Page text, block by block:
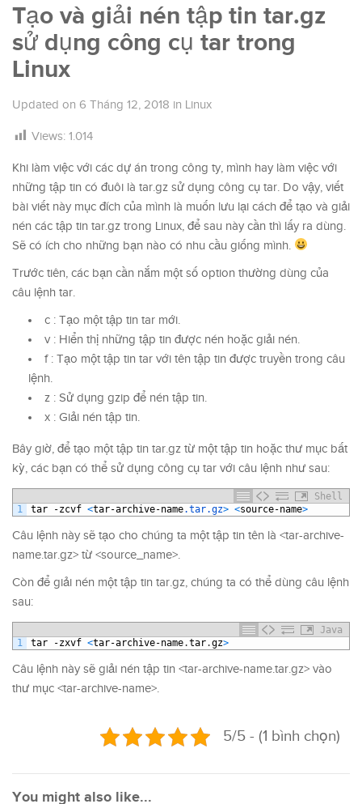
Tạo và giải nén tập tin tar.gz
sử dụng công cụ tar trong
Linux
Updated on 6 Tháng 12, 2018 in Linux
Views: 1.014
Khi làm việc với các dự án trong công ty, mình hay làm việc với
những tập tin có đuôi là tar.gz sử dụng công cụ tar. Do vậy, viết
bài viết này mục đích của mình là muốn lưu lại cách để tạo và giải
nén các tập tin tar.gz trong Linux, để sau này cần thì lấy ra dùng.
Sẽ có ích cho những bạn nào có nhu cầu giống mình.
Trước tiên, các bạn cần nắm một số option thường dùng của
câu lệnh tar.
c : Tạo một tập tin tar mới.
v : Hiển thị những tập tin được nén hoặc giải nén.
f : Tạo một tập tin tar với tên tập tin được truyền trong câu
lệnh.
z : Sử dụng gzip để nén tập tin.
x : Giải nén tập tin.
Bây giờ, để tạo một tập tin tar.gz từ một tập tin hoặc thư mục bất
kỳ, các bạn có thể sử dụng công cụ tar với câu lệnh như sau:
Shell
1
tar -zcvf <tar-archive-name.tar.gz> <source-name>
Câu lệnh này sẽ tạo cho chúng ta một tập tin tên là <tar-archive-
name.tar.gz> từ <source_name>.
Còn để giải nén một tập tin tar.gz, chúng ta có thể dùng câu lệnh
sau:
Java
1
tar -zxvf <tar-archive-name.tar.gz>
Câu lệnh này sẽ giải nén tập tin <tar-archive-name.tar.gz> vào
thư mục <tar-archive-name>.
5/5 - (1 bình chọn)
You might also like...